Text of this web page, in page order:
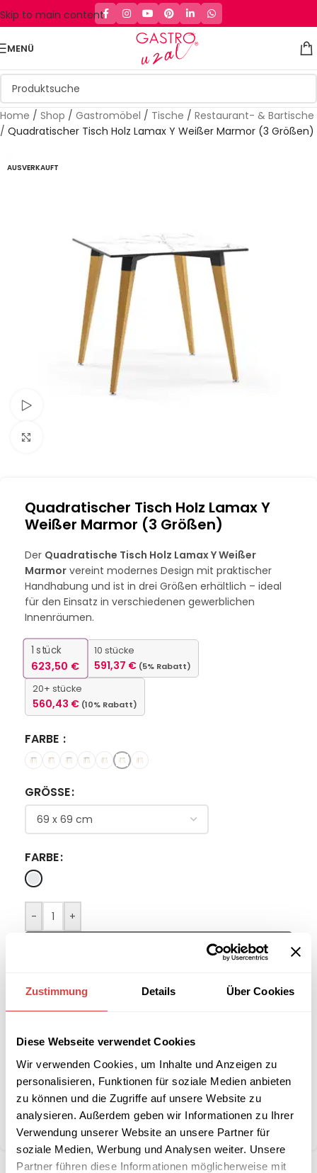
Zustimmung Details Über Cookies
Diese Webseite verwendet Cookies
Wir verwenden Cookies, um Inhalte und Anzeigen zu
personalisieren, Funktionen für soziale Medien anbieten
zu können und die Zugriffe auf unsere Website zu
analysieren. Außerdem geben wir Informationen zu Ihrer
Verwendung unserer Website an unsere Partner für
soziale Medien, Werbung und Analysen weiter. Unsere
Partner führen diese Informationen möglicherweise mit
Skip to main content
MENÜ
Home / Shop / Gastromöbel / Tische / Restaurant- & Bartische
/ Quadratischer Tisch Holz Lamax Y Weißer Marmor (3 Größen)
AUSVERKAUFT
Quadratischer Tisch Holz Lamax Y
Weißer Marmor (3 Größen)
Der Quadratische Tisch Holz Lamax Y Weißer
Marmor vereint modernes Design mit praktischer
Handhabung und ist in drei Größen erhältlich – ideal
für den Einsatz in verschiedenen gewerblichen
Innenräumen.
1 stück
623,50 €
10 stücke
591,37 € (5% Rabatt)
20+ stücke
560,43 € (10% Rabatt)
FARBE
GRÖSSE
FARBE
- +
Interessiert an
B2B-Angebot
Artikelnummer:
n. v.
Restaurant- & Bartische
Marke:Gastro Uzal
Teilen: